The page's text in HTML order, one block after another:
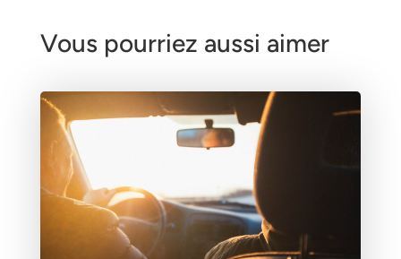
Vous pourriez aussi aimer